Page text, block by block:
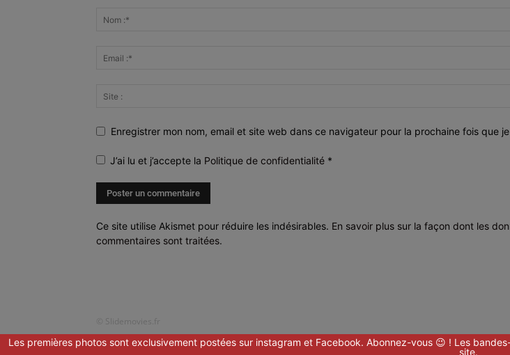
Enregistrer mon nom, email et site web dans ce navigateur pour la prochaine fois que
J’ai lu et j’accepte la Politique de confidentialité *
Ce site utilise Akismet pour réduire les indésirables. En savoir plus sur la façon dont les
commentaires sont traitées.
© Slidemovies.fr
Les premières photos sont exclusivement postées sur instagram et Facebook. Abonnez-vous 😉 ! Les
site.